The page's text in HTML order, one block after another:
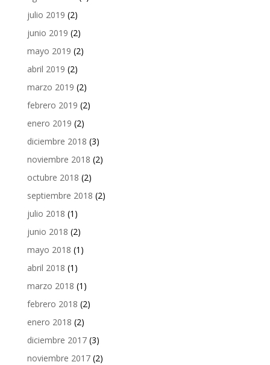
julio 2019 (2)
junio 2019 (2)
mayo 2019 (2)
abril 2019 (2)
marzo 2019 (2)
febrero 2019 (2)
enero 2019 (2)
diciembre 2018 (3)
noviembre 2018 (2)
octubre 2018 (2)
septiembre 2018 (2)
julio 2018 (1)
junio 2018 (2)
mayo 2018 (1)
abril 2018 (1)
marzo 2018 (1)
febrero 2018 (2)
enero 2018 (2)
diciembre 2017(3)
noviembre 2017(2)